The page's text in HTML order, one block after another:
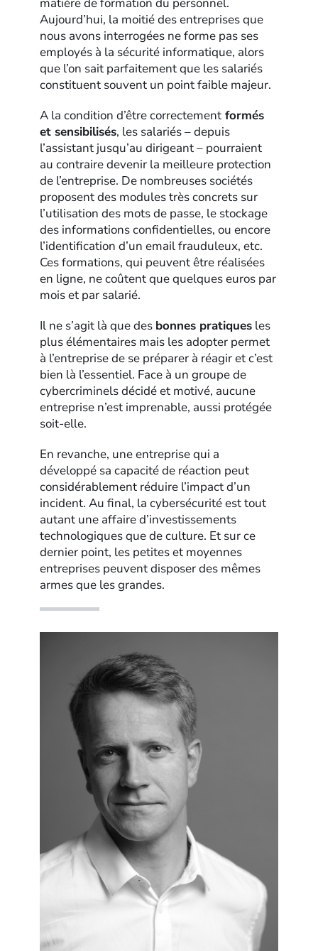
Aujourd’hui, la moitié des entreprises que
nous avons interrogées ne forme pas ses
employés à la sécurité informatique, alors
que l’on sait parfaitement que les salariés
constituent souvent un point faible majeur.
A la condition d’être correctement formés
et sensibilisés, les salariés – depuis
l’assistant jusqu’au dirigeant – pourraient
au contraire devenir la meilleure protection
de l’entreprise. De nombreuses sociétés
proposent des modules très concrets sur
l’utilisation des mots de passe, le stockage
des informations confidentielles, ou encore
l’identification d’un email frauduleux, etc.
Ces formations, qui peuvent être réalisées
en ligne, ne coûtent que quelques euros par
mois et par salarié.
Il ne s’agit là que des bonnes pratiques les
plus élémentaires mais les adopter permet
à l’entreprise de se préparer à réagir et c’est
bien là l’essentiel. Face à un groupe de
cybercriminels décidé et motivé, aucune
entreprise n’est imprenable, aussi protégée
soit-elle.
En revanche, une entreprise qui a
développé sa capacité de réaction peut
considérablement réduire l’impact d’un
incident. Au final, la cybersécurité est tout
autant une affaire d’investissements
technologiques que de culture. Et sur ce
dernier point, les petites et moyennes
entreprises peuvent disposer des mêmes
armes que les grandes.